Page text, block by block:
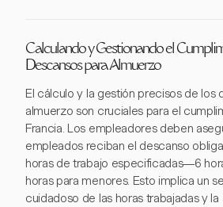
Calculando y Gestionando el
Descansos para Almuerzo
El cálculo y la gestión precisos de los
almuerzo son cruciales para el
Francia. Los empleadores deben
empleados reciban el descanso
horas de trabajo especificadas—6
horas para menores. Esto implica un
cuidadoso de las horas trabajadas y